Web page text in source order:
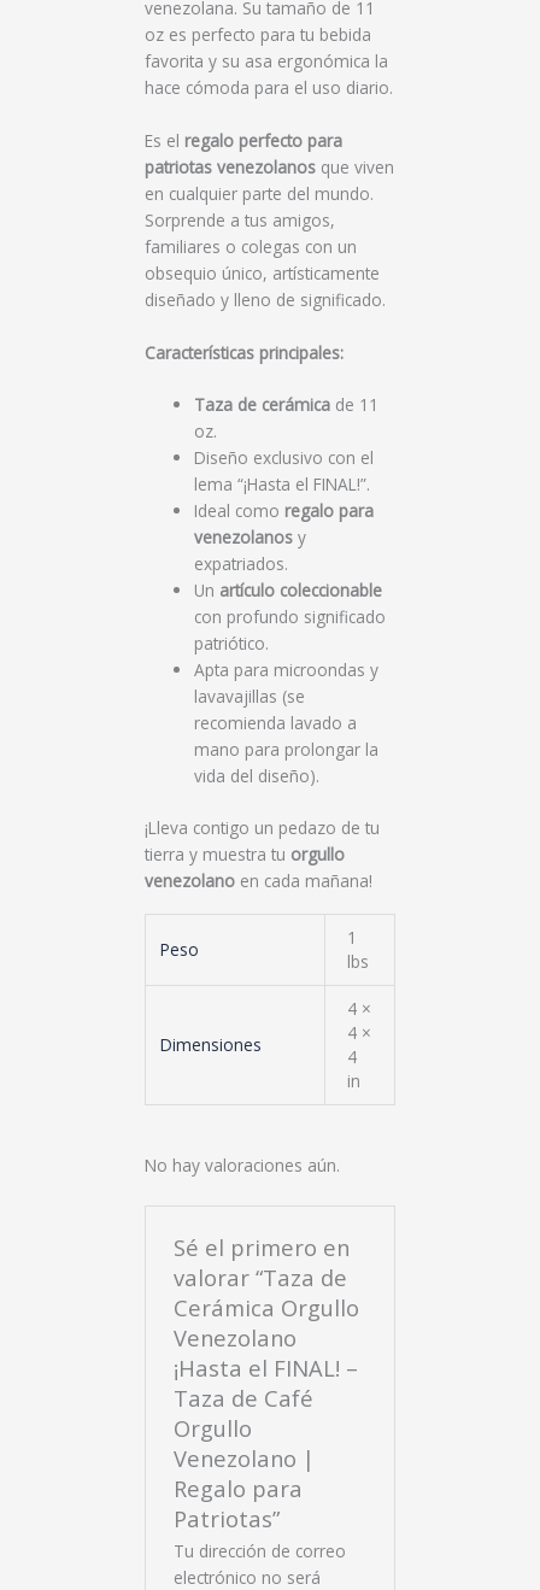
venezolana. Su tamaño de 11
oz es perfecto para tu bebida
favorita y su asa ergonómica la
hace cómoda para el uso diario.
Es el regalo perfecto para
patriotas venezolanos que viven
en cualquier parte del mundo.
Sorprende a tus amigos,
familiares o colegas con un
obsequio único, artísticamente
diseñado y lleno de significado.
Características principales:
Taza de cerámica de 11
oz.
Diseño exclusivo con el
lema “¡Hasta el FINAL!”.
Ideal como regalo para
venezolanos y
expatriados.
Un artículo coleccionable
con profundo significado
patriótico.
Apta para microondas y
lavavajillas (se
recomienda lavado a
mano para prolongar la
vida del diseño).
¡Lleva contigo un pedazo de tu
tierra y muestra tu orgullo
venezolano en cada mañana!
Peso
1
lbs
Dimensiones
4 ×
4 ×
4
in
No hay valoraciones aún.
Sé el primero en
valorar “Taza de
Cerámica Orgullo
Venezolano
¡Hasta el FINAL! –
Taza de Café
Orgullo
Venezolano |
Regalo para
Patriotas”
Tu dirección de correo
electrónico no será